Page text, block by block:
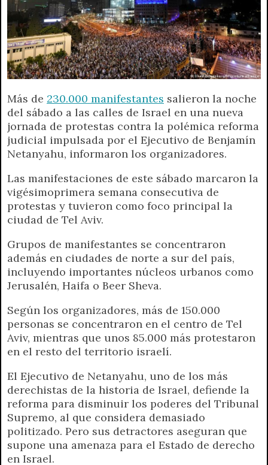
d
l
y
Más de 230.000 manifestantes salieron la noche
del sábado a las calles de Israel en una nueva
jornada de protestas contra la polémica reforma
judicial impulsada por el Ejecutivo de Benjamín
Netanyahu, informaron los organizadores.
Las manifestaciones de este sábado marcaron la
vigésimoprimera semana consecutiva de
protestas y tuvieron como foco principal la
ciudad de Tel Aviv.
Grupos de manifestantes se concentraron
además en ciudades de norte a sur del país,
incluyendo importantes núcleos urbanos como
Jerusalén, Haifa o Beer Sheva.
Según los organizadores, más de 150.000
personas se concentraron en el centro de Tel
Aviv, mientras que unos 85.000 más protestaron
en el resto del territorio israelí.
El Ejecutivo de Netanyahu, uno de los más
derechistas de la historia de Israel, defiende la
reforma para disminuir los poderes del Tribunal
Supremo, al que considera demasiado
politizado. Pero sus detractores aseguran que
supone una amenaza para el Estado de derecho
en Israel.